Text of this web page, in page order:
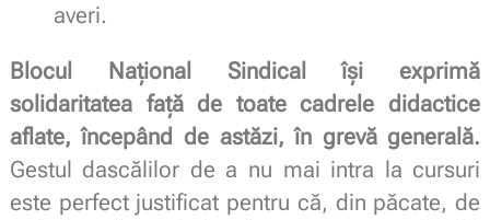
averi.
Blocul Național Sindical
își exprimă
solidaritatea față de toate cadrele didactice
aflate, începând de astăzi, în grevă generală.
Gestul dascălilor de a nu mai intra la cursuri
este perfect justificat pentru că, din păcate, de